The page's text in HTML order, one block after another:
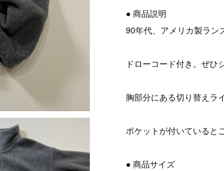
● 商品説明
90年代、アメリカ製ラン
ドローコード付き。ぜ
胸部分にある切り替えラ
ポケットが付いていると
● 商品サイズ